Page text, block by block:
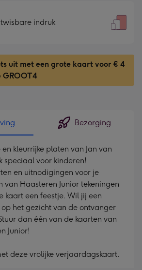
indruk
uit met een grote kaart voor € 4
GROOT4
Bezorging
kleurrijke platen van Jan van
speciaal voor kinderen!
en uitnodigingen voor je
van Haasteren Junior tekeningen
kaart een feestje. Wil jij een
het gezicht van de ontvanger
dan één van de kaarten van
Junior!
deze vrolijke verjaardagskaart.